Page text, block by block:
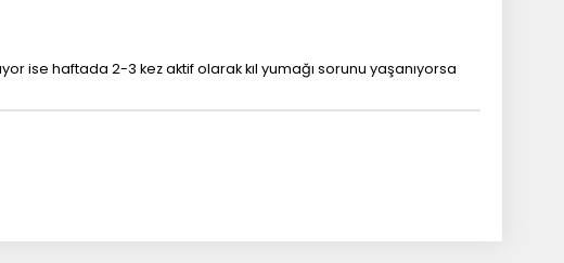
ise haftada 2-3 kez aktif olarak kıl yumağı sorunu yaşanıyorsa